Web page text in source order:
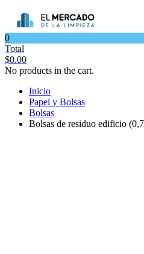
0
Total
$0.00
No products in the cart.
Inicio
Papel y Bolsas
Bolsas
Bolsas de residuo edificio